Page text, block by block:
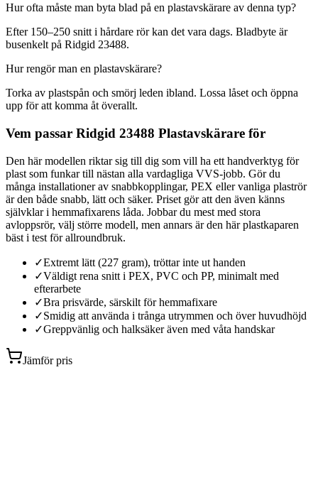
Hur ofta måste man byta blad på en plastavskärare av denna typ?
Efter 150–250 snitt i hårdare rör kan det vara dags. Bladbyte är
busenkelt på Ridgid 23488.
Hur rengör man en plastavskärare?
Torka av plastspån och smörj leden ibland. Lossa låset och öppna
upp för att komma åt överallt.
Vem passar Ridgid 23488 Plastavskärare för
Den här modellen riktar sig till dig som vill ha ett handverktyg för
plast som funkar till nästan alla vardagliga VVS-jobb. Gör du
många installationer av snabbkopplingar, PEX eller vanliga plaströr
är den både snabb, lätt och säker. Priset gör att den även känns
självklar i hemmafixarens låda. Jobbar du mest med stora
avloppsrör, välj större modell, men annars är den här plastkaparen
bäst i test för allroundbruk.
✓Extremt lätt (227 gram), tröttar inte ut handen
✓Väldigt rena snitt i PEX, PVC och PP, minimalt med
efterarbete
✓Bra prisvärde, särskilt för hemmafixare
✓Smidig att använda i trånga utrymmen och över huvudhöjd
✓Greppvänlig och halksäker även med våta handskar
Jämför pris